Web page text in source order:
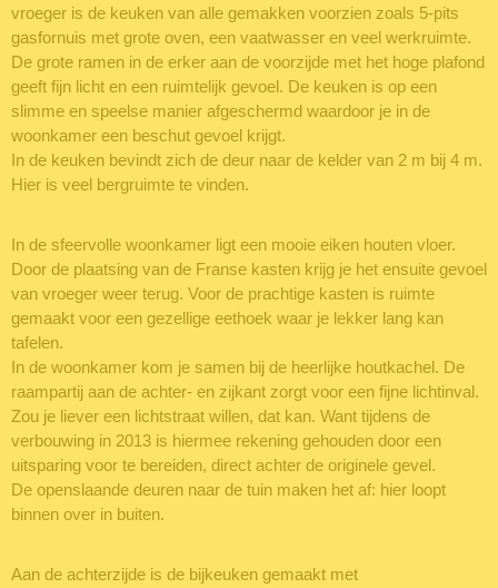
vroeger is de keuken van alle gemakken voorzien zoals 5-pits
gasfornuis met grote oven, een vaatwasser en veel werkruimte.
De grote ramen in de erker aan de voorzijde met het hoge plafond
geeft fijn licht en een ruimtelijk gevoel. De keuken is op een
slimme en speelse manier afgeschermd waardoor je in de
woonkamer een beschut gevoel krijgt.
In de keuken bevindt zich de deur naar de kelder van 2 m bij 4 m.
Hier is veel bergruimte te vinden.
In de sfeervolle woonkamer ligt een mooie eiken houten vloer.
Door de plaatsing van de Franse kasten krijg je het ensuite gevoel
van vroeger weer terug. Voor de prachtige kasten is ruimte
gemaakt voor een gezellige eethoek waar je lekker lang kan
tafelen.
In de woonkamer kom je samen bij de heerlijke houtkachel. De
raampartij aan de achter- en zijkant zorgt voor een fijne lichtinval.
Zou je liever een lichtstraat willen, dat kan. Want tijdens de
verbouwing in 2013 is hiermee rekening gehouden door een
uitsparing voor te bereiden, direct achter de originele gevel.
De openslaande deuren naar de tuin maken het af: hier loopt
binnen over in buiten.
Aan de achterzijde is de bijkeuken gemaakt met